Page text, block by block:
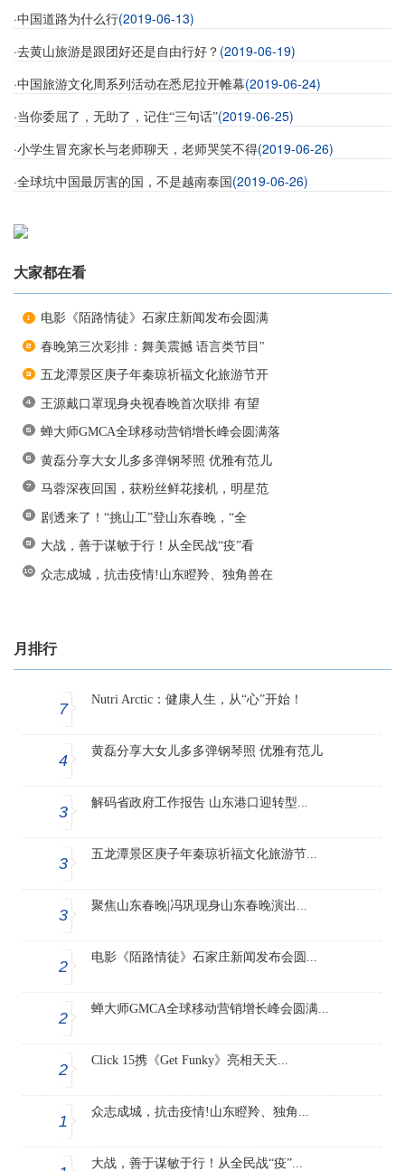
·中国道路为什么行(2019-06-13)
·去黄山旅游是跟团好还是自由行好？ (2019-06-19)
·中国旅游文化周系列活动在悉尼拉开帷幕(2019-06-24)
·当你委屈了，无助了，记住“三句话”(2019-06-25)
·小学生冒充家长与老师聊天，老师哭笑不得(2019-06-26)
·全球坑中国最厉害的国，不是越南泰国 (2019-06-26)
大家都在看
电影《陌路情徒》石家庄新闻发布会圆满
春晚第三次彩排：舞美震撼 语言类节目"
五龙潭景区庚子年秦琼祈福文化旅游节开
王源戴口罩现身央视春晚首次联排 有望
蝉大师GMCA全球移动营销增长峰会圆满落
黄磊分享大女儿多多弹钢琴照 优雅有范儿
马蓉深夜回国，获粉丝鲜花接机，明星范
剧透来了！“挑山工”登山东春晚，“全
大战，善于谋敏于行！从全民战“疫”看
众志成城，抗击疫情!山东瞪羚、独角兽在
月排行
7
Nutri Arctic：健康人生，从“心”开始！
4
黄磊分享大女儿多多弹钢琴照 优雅有范儿
3
解码省政府工作报告 山东港口迎转型...
3
五龙潭景区庚子年秦琼祈福文化旅游节...
3
聚焦山东春晚|冯巩现身山东春晚演出...
2
电影《陌路情徒》石家庄新闻发布会圆...
2
蝉大师GMCA全球移动营销增长峰会圆满...
2
Click 15携《Get Funky》亮相天天...
1
众志成城，抗击疫情!山东瞪羚、独角...
大战，善于谋敏于行！从全民战“疫”...